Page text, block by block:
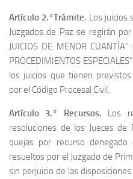
Artículo 2.°Trámite. Los juicios
Juzgados de Paz se regirán
JUICIOS DE MENOR
PROCEDIMIENTOS
los juicios que tienen
por el Código Procesal Civil.
Artículo 3.° Recursos. Los
resoluciones de los Jueces
quejas por recurso
resueltos por el Juzgado de
sin perjuicio de las